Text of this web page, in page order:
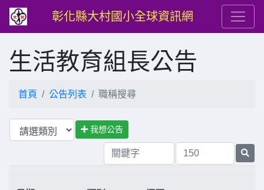
彰化縣大村國小全球資訊網
生活教育組長公告
首頁 公告列表 職稱搜尋
我想公告